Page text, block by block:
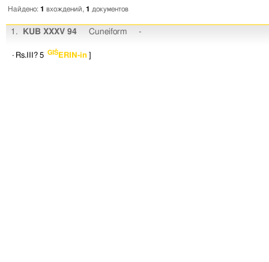
Найдено: 1 вхождений, 1 документов
1. KUB XXXV 94 Cuneiform -
· Rs.III? 5 GIŠ ERIN-in